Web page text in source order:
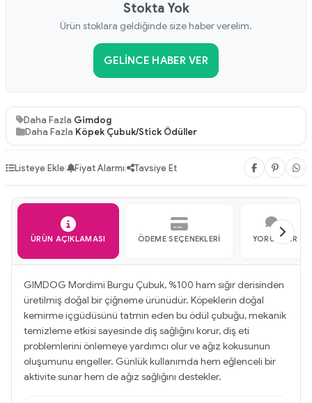
Stokta Yok
Ürün stoklara geldiğinde size haber verelim.
GELINCE HABER VER
Daha Fazla Gimdog
Daha Fazla Köpek Çubuk/Stick Ödüller
Listeye Ekle| Fiyat Alarmı| Tavsiye Et
ÜRÜN AÇIKLAMASI ÖDEME SEÇENEKLERI YORUMLAR
GIMDOG Mordimi Burgu Çubuk, %100 ham sığır derisinden
üretilmiş doğal bir çiğneme ürünüdür. Köpeklerin doğal
kemirme içgüdüsünü tatmin eden bu ödül çubuğu, mekanik
temizleme etkisi sayesinde diş sağlığını korur, diş eti
problemlerini önlemeye yardımcı olur ve ağız kokusunun
oluşumunu engeller. Günlük kullanımda hem eğlenceli bir
aktivite sunar hem de ağız sağlığını destekler.